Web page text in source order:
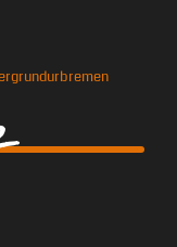
urbremen